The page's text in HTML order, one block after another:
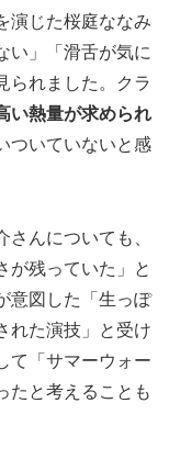
演じた桜庭ななみ
い」「滑舌が気に
られました。クラ
い熱量が求められ
ついていないと感
んについても、
が残っていた」と
意図した「生っぽ
れた演技」と受け
て「サマーウォー
たと考えることも